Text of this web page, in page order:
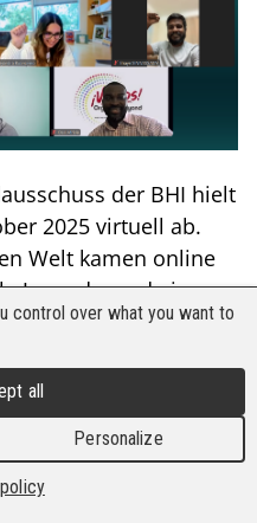
der BHI hielt
2025 virtuell ab.
Welt kamen online
Jugendagenda im
der BHI im nächsten
Aktionspunkte
junger
zu stärken
im Kampf für eine
control over what you want to
all
Personalize